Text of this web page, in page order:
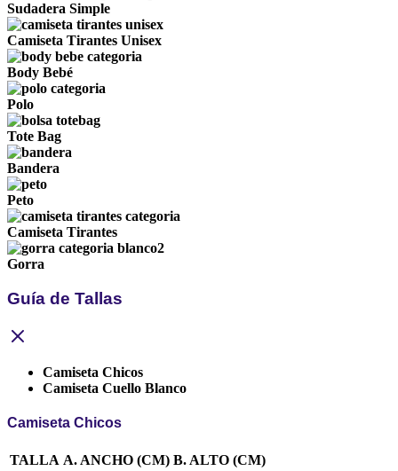
Sudadera Simple
Camiseta Tirantes Unisex
Body Bebé
Polo
Tote Bag
Bandera
Peto
Camiseta Tirantes
Gorra
Guía de Tallas
Camiseta Chicos
Camiseta Cuello Blanco
Camiseta Chicos
TALLA A. ANCHO (CM) B. ALTO (CM)